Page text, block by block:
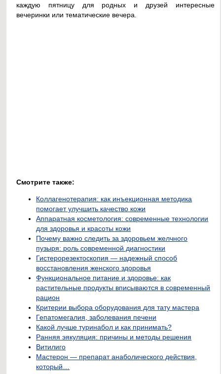
каждую пятницу для родных и друзей интересные
вечеринки или тематические вечера.
Смотрите также:
Коллагенотерапия: как инъекционная методика
помогает улучшить качество кожи
Аппаратная косметология: современные технологии
для здоровья и красоты кожи
Почему важно следить за здоровьем желчного
пузыря: роль современной диагностики
Гистерорезектоскопия — надежный способ
восстановления женского здоровья
Функциональное питание и здоровье: как
растительные продукты вписываются в современный
рацион
Критерии выбора оборудования для тату мастера
Гепатомегалия, заболевания печени
Какой лучше туринабол и как принимать?
Ранняя эякуляция: причины и методы решения
Витилиго
Мастерон — препарат анаболического действия,
который…